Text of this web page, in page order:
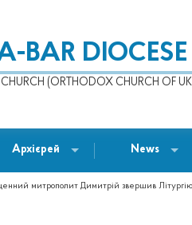
BAR DIOCESE
(ORTHODOX CHURCH OF
Архієрей News
митрополит Димитрій звершив Літургію